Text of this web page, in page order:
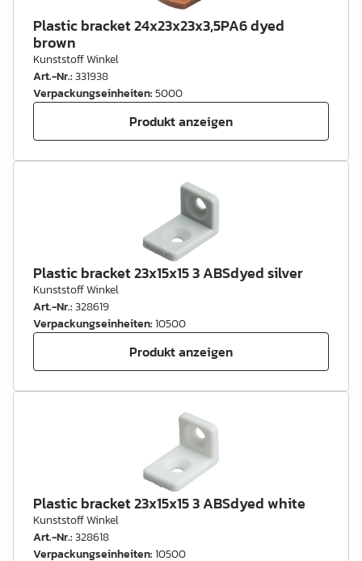
Plastic bracket 24x23x23x3,5PA6 dyed
brown
Kunststoff Winkel
Art.-Nr.:331938
Verpackungseinheiten:5000
Produkt anzeigen
Plastic bracket 23x15x15 3 ABSdyed silver
Kunststoff Winkel
Art.-Nr.:328619
Verpackungseinheiten:10500
Produkt anzeigen
Plastic bracket 23x15x15 3 ABSdyed white
Kunststoff Winkel
Art.-Nr.:328618
Verpackungseinheiten:10500